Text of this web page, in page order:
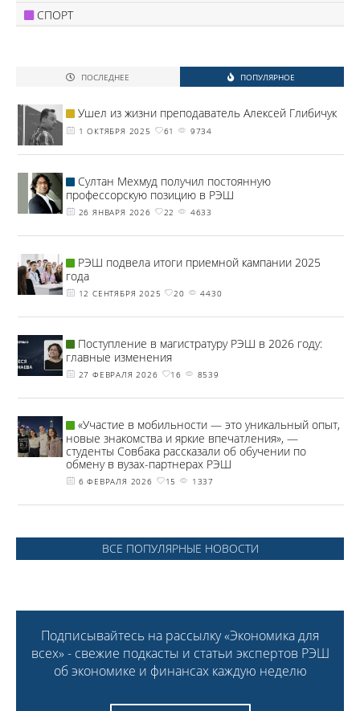
СПОРТ
ПОСЛЕДНЕЕ ПОПУЛЯРНОЕ
Ушел из жизни преподаватель Алексей Глибичук
1 ОКТЯБРЯ 2025 61 9734
Султан Мехмуд получил постоянную
профессорскую позицию в РЭШ
26 ЯНВАРЯ 2026 22 4633
РЭШ подвела итоги приемной кампании 2025
года
12 СЕНТЯБРЯ 2025 20 4430
Поступление в магистратуру РЭШ в 2026 году:
главные изменения
27 ФЕВРАЛЯ 2026 16 8539
«Участие в мобильности — это уникальный опыт,
новые знакомства и яркие впечатления», —
студенты Совбака рассказали об обучении по
обмену в вузах-партнерах РЭШ
6 ФЕВРАЛЯ 2026 15 1337
ВСЕ ПОПУЛЯРНЫЕ НОВОСТИ
Подписывайтесь на рассылку «Экономика для
всех» - свежие подкасты и статьи экспертов РЭШ
об экономике и финансах каждую неделю